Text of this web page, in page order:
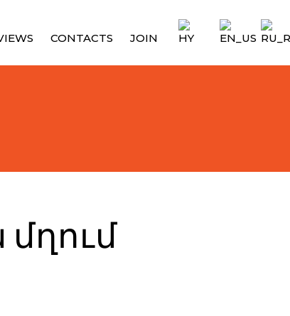
CONTACTS JOIN
մղում